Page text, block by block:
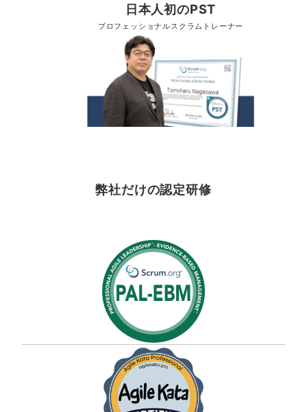
日本人初のPST
プロフェッショナルスクラムトレーナー
弊社だけの認定研修